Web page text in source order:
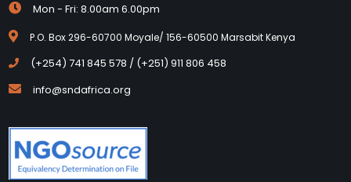
Mon - Fri: 8.00am 6.00pm
P.O. Box 296-60700 Moyale/ 156-60500 Marsabit Kenya
(+254) 741 845 578 / (+251) 911 806 458
info@sndafrica.org